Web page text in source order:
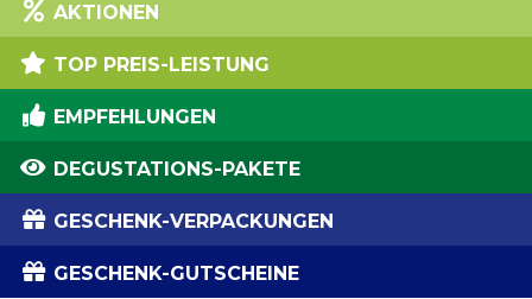
AKTIONEN
TOP PREIS-LEISTUNG
EMPFEHLUNGEN
DEGUSTATIONS-PAKETE
GESCHENK-VERPACKUNGEN
GESCHENK-GUTSCHEINE